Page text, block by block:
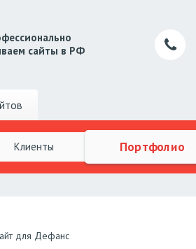
сайты в РФ
Клиенты Портфолио
для Дефанс